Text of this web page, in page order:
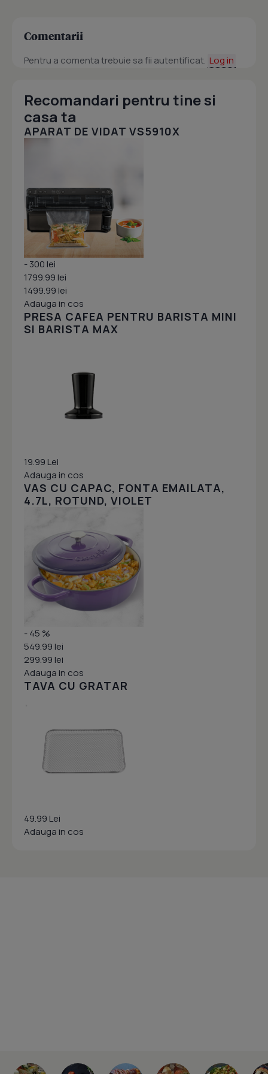
Comentarii
Pentru a comenta trebuie sa fii autentificat. Log in
Recomandari pentru tine si
casa ta
APARAT DE VIDAT VS5910X
- 300 lei
1799.99 lei
1499.99 lei
Adauga in cos
PRESA CAFEA PENTRU BARISTA MINI
SI BARISTA MAX
19.99 Lei
Adauga in cos
VAS CU CAPAC, FONTA EMAILATA,
4.7L, ROTUND, VIOLET
- 45 %
549.99 lei
299.99 lei
Adauga in cos
TAVA CU GRATAR
49.99 Lei
Adauga in cos